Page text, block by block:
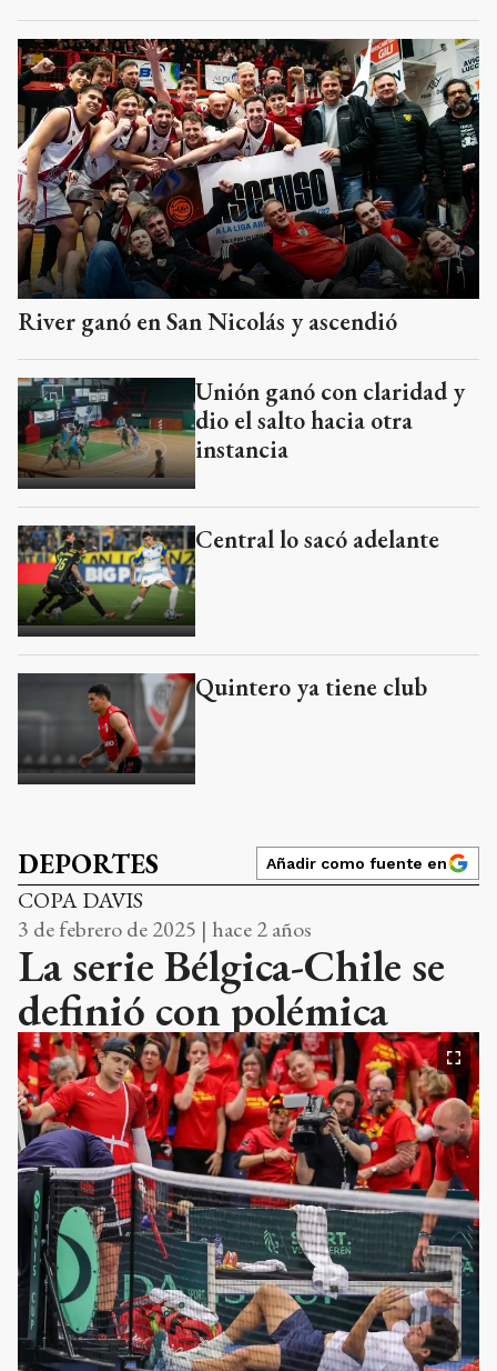
River ganó en San Nicolás y ascendió
Unión ganó con claridad y
dio el salto hacia otra
instancia
Central lo sacó adelante
Quintero ya tiene club
DEPORTES Añadir como fuente en
COPA DAVIS
3 de febrero de 2025 | hace 2 años
La serie Bélgica-Chile se
definió con polémica